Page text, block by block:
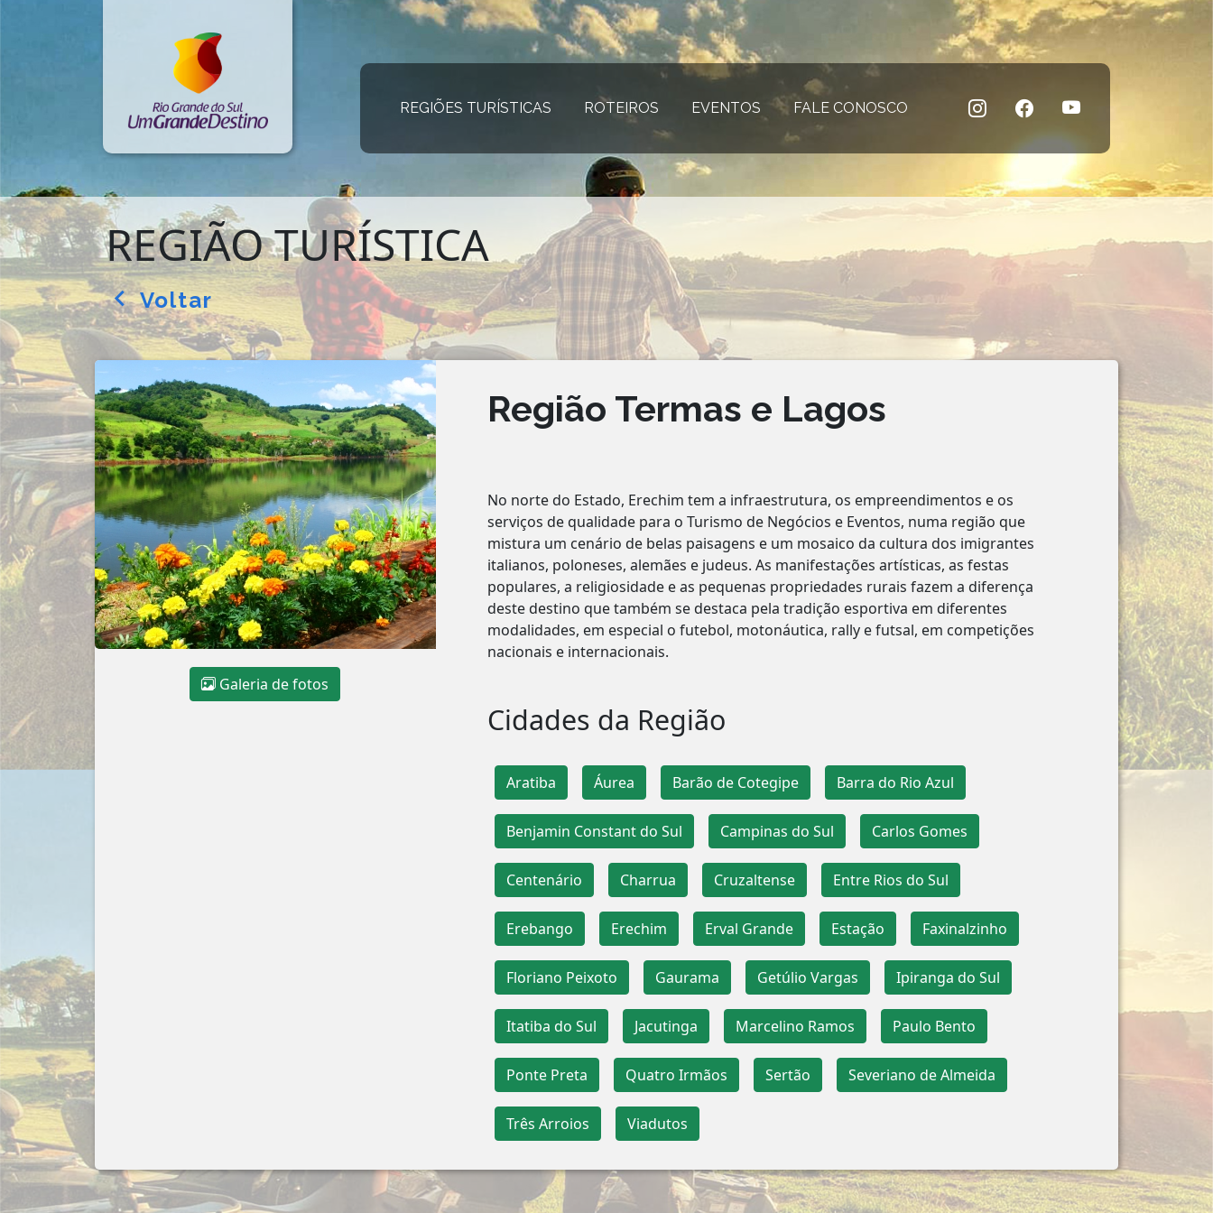
REGIÕES TURÍSTICAS (página atual)
ROTEIROS (página atual)
EVENTOS (página atual)
FALE CONOSCO (página atual)
REGIÃO TURÍSTICA
arrow_back_ios Voltar
Galeria de fotos
Região Termas e Lagos
No norte do Estado, Erechim tem a infraestrutura, os empreendimentos e os
serviços de qualidade para o Turismo de Negócios e Eventos, numa região que
mistura um cenário de belas paisagens e um mosaico da cultura dos imigrantes
italianos, poloneses, alemães e judeus. As manifestações artísticas, as festas
populares, a religiosidade e as pequenas propriedades rurais fazem a diferença
deste destino que também se destaca pela tradição esportiva em diferentes
modalidades, em especial o futebol, motonáutica, rally e futsal, em competições
nacionais e internacionais.
Cidades da Região
Aratiba Áurea Barão de Cotegipe Barra do Rio Azul
Benjamin Constant do Sul Campinas do Sul Carlos Gomes
Centenário Charrua Cruzaltense Entre Rios do Sul
Erebango Erechim Erval Grande Estação Faxinalzinho
Floriano Peixoto Gaurama Getúlio Vargas Ipiranga do Sul
Itatiba do Sul Jacutinga Marcelino Ramos Paulo Bento
Ponte Preta Quatro Irmãos Sertão Severiano de Almeida
Três Arroios Viadutos